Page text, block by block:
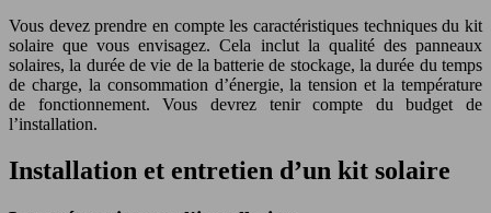
Vous devez prendre en compte les caractéristiques techniques du kit
solaire que vous envisagez. Cela inclut la qualité des panneaux
solaires, la durée de vie de la batterie de stockage, la durée du temps
de charge, la consommation d’énergie, la tension et la température
de fonctionnement. Vous devrez tenir compte du budget de
l’installation.
Installation et entretien d’un kit solaire